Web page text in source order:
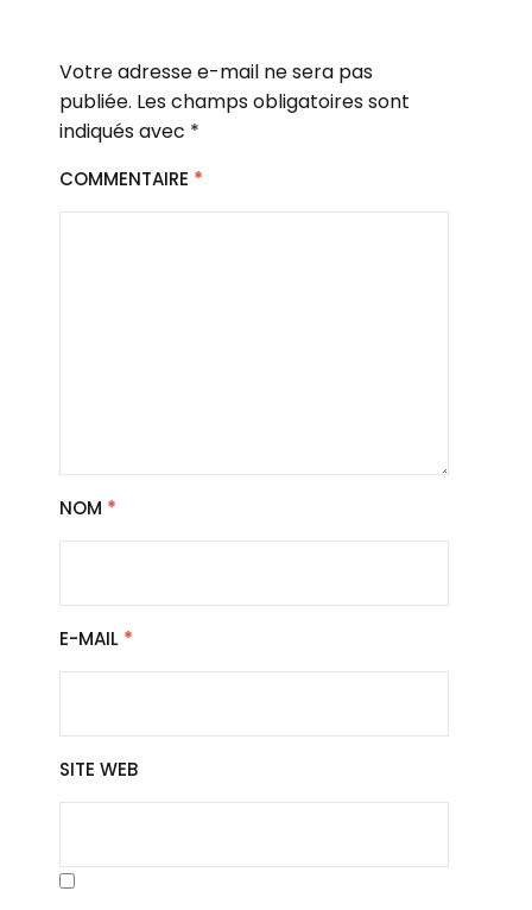
Votre adresse e-mail ne sera pas
publiée. Les champs obligatoires sont
indiqués avec *
COMMENTAIRE *
NOM *
E-MAIL *
SITE WEB